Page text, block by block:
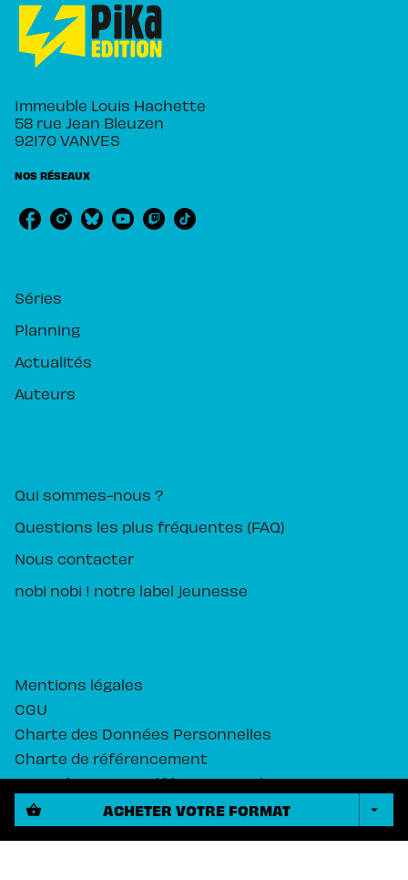
shopping_basket ACHETER VOTRE FORMAT arrow_drop_down
Immeuble Louis Hachette
58 rue Jean Bleuzen
92170 VANVES
NOS RÉSEAUX
Séries
Planning
Actualités
Auteurs
Qui sommes-nous ?
Questions les plus fréquentes (FAQ)
Nous contacter
nobi nobi ! notre label jeunesse
Mentions légales
CGU
Charte des Données Personnelles
Charte de référencement
Paramétrez vos préférences cookies